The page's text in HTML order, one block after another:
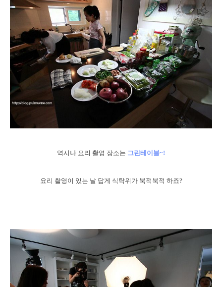
역시나 요리 촬영 장소는 그린테이블~!
요리 촬영이 있는 날 답게 식탁위가 북적북적 하죠?